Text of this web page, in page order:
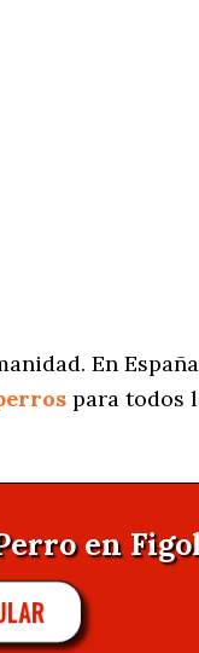
En
para todos
en